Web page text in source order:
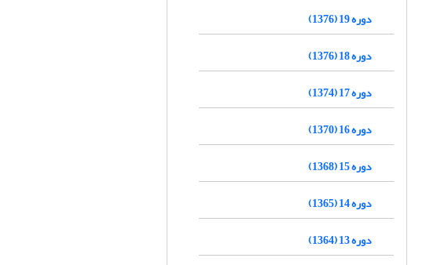
دوره 19 (1376)
دوره 18 (1376)
دوره 17 (1374)
دوره 16 (1370)
دوره 15 (1368)
دوره 14 (1365)
دوره 13 (1364)